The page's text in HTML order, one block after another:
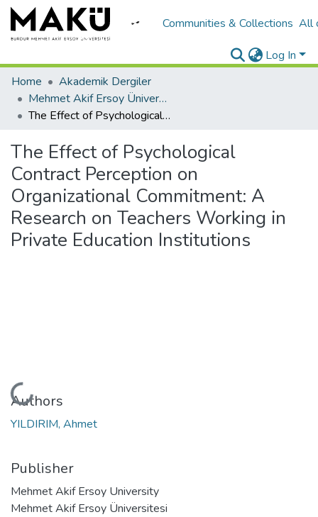
Communities & Collections All
Log In
Home
Akademik Dergiler
Mehmet Akif Ersoy Üniversitesi Uygulamalı Bilimler Dergisi
The Effect of Psychological Contract Perception on Organizational Commitment: A Research on Teachers Working in Private Education Institutions
The Effect of Psychological
Contract Perception on
Organizational Commitment: A
Research on Teachers Working in
Private Education Institutions
Loading...
Authors
YILDIRIM, Ahmet
Publisher
Mehmet Akif Ersoy University
Mehmet Akif Ersoy Üniversitesi